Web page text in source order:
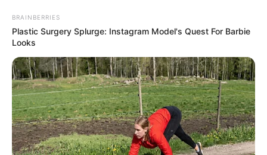
MENU
ET
WIDGETS
BRAINBERRIES
Plastic Surgery Splurge: Instagram Model's Quest For Barbie
Looks